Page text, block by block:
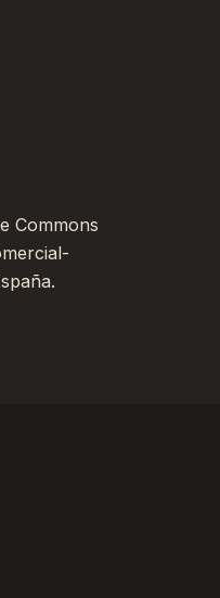
Commons
.